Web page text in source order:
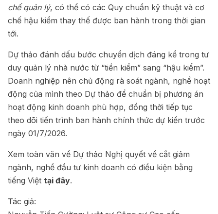
chế quản lý, có thể có các Quy chuẩn kỹ thuật và cơ
chế hậu kiểm thay thế được ban hành trong thời gian
tới.
Dự thảo đánh dấu bước chuyển dịch đáng kể trong tư
duy quản lý nhà nước từ “tiền kiểm” sang “hậu kiểm”.
Doanh nghiệp nên chủ động rà soát ngành, nghề hoạt
động của mình theo Dự thảo để chuẩn bị phương án
hoạt động kinh doanh phù hợp, đồng thời tiếp tục
theo dõi tiến trình ban hành chính thức dự kiến trước
ngày 01/7/2026.
Xem toàn văn về Dự thảo Nghị quyết về cắt giảm
ngành, nghề đầu tư kinh doanh có điều kiện bằng
tiếng Việt tại đây.
Tác giả: